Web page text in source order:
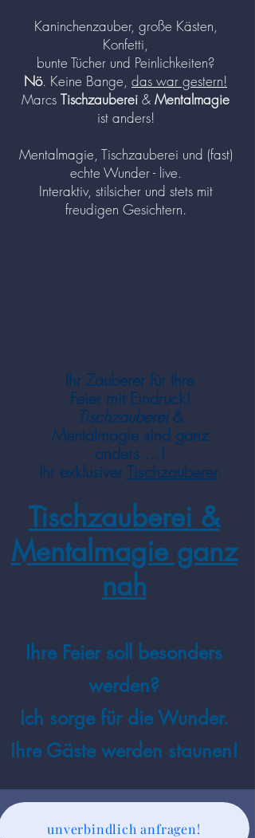
Kaninchenzauber, große Kästen,
Konfetti,
bunte Tücher und Peinlichkeiten?
Nö. Keine Bange, das war gestern!
Marcs Tischzauberei & Mentalmagie
ist anders!
Mentalmagie, Tischzauberei und (fast)
echte Wunder - live.
Interaktiv, stilsicher und stets mit
freudigen Gesichtern.
Ihr Zauberer für Ihre
Feier mitEindruck!
Tischzauberei&
Mentalmagie sind ganz
anders …!
Ihr exklusiverTischzauberer.
Tischzauberei &
Mentalmagie ganz
nah
Ihre Feier soll besonders
werden?
Ich sorge für die Wunder.
Ihre Gäste werden staunen!
unverbindlich anfragen!